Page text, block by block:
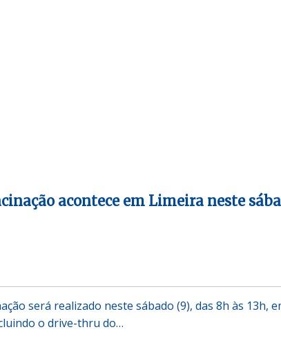
acontece em Limeira neste
será realizado neste sábado (9), das 8h às 13h,
o drive-thru do…